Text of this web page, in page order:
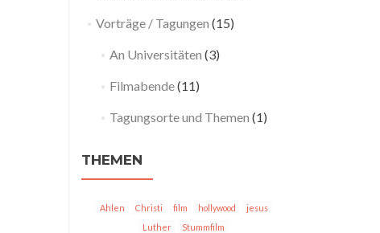
Vorträge / Tagungen (15)
An Universitäten (3)
Filmabende(11)
Tagungsorte und Themen (1)
THEMEN
Ahlen Christi film hollywood
jesus
Luther
Stummfilm